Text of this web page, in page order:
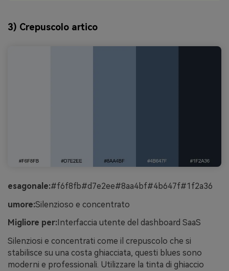
3) Crepuscolo artico
esagonale:#f6f8fb#d7e2ee#8aa4bf#4b647f#1f2a36
umore:Silenzioso e concentrato
Migliore per: Interfaccia utente del dashboard SaaS
Silenziosi e concentrati come il crepuscolo che si
stabilisce su una costa ghiacciata, questi blues sono
moderni e professionali. Utilizzare la tinta di ghiaccio